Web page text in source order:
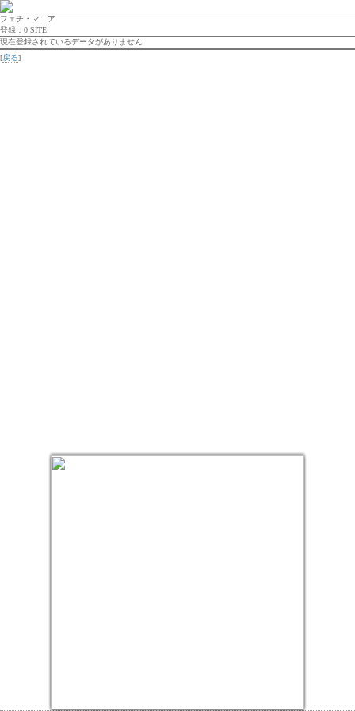
フェチ・マニア
登録：0 SITE
現在登録されているデータがありません
[戻る]